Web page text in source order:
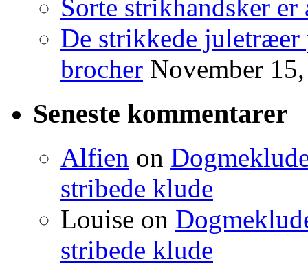
Sorte strikhandsker er
De strikkede juletræer
brocher November
Seneste kommentarer
Alfien on
stribede klude
Louise on
stribede klude